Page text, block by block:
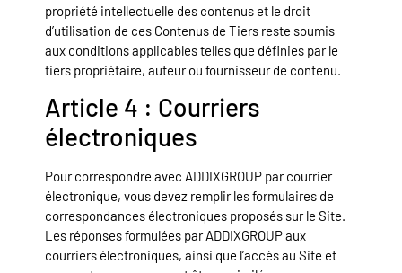
propriété intellectuelle des contenus et le droit
d’utilisation de ces Contenus de Tiers reste soumis
aux conditions applicables telles que définies par le
tiers propriétaire, auteur ou fournisseur de contenu.
Article 4 : Courriers
électroniques
Pour correspondre avec ADDIXGROUP par courrier
électronique, vous devez remplir les formulaires de
correspondances électroniques proposés sur le Site.
Les réponses formulées par ADDIXGROUP aux
courriers électroniques, ainsi que l’accès au Site et